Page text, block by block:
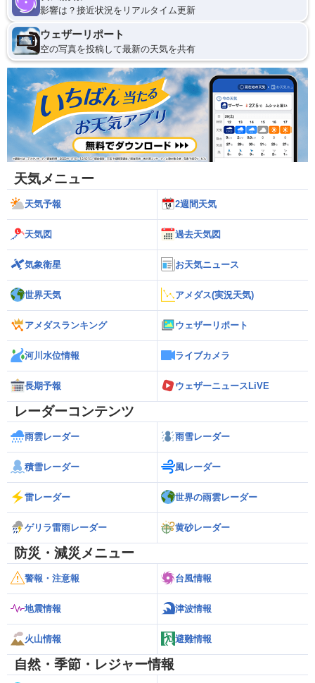
影響は？接近状況をリアルタイム更新
ウェザーリポート
空の写真を投稿して最新の天気を共有
天気メニュー
天気予報 2週間天気
天気図 過去天気図
気象衛星 お天気ニュース
世界天気 アメダス(実況天気)
アメダスランキング ウェザーリポート
河川水位情報 ライブカメラ
長期予報 ウェザーニュースLiVE
レーダーコンテンツ
雨雲レーダー 雨雪レーダー
積雪レーダー 風レーダー
雷レーダー 世界の雨雲レーダー
ゲリラ雷雨レーダー 黄砂レーダー
防災・減災メニュー
警報・注意報 台風情報
地震情報 津波情報
火山情報 避難情報
自然・季節・レジャー情報